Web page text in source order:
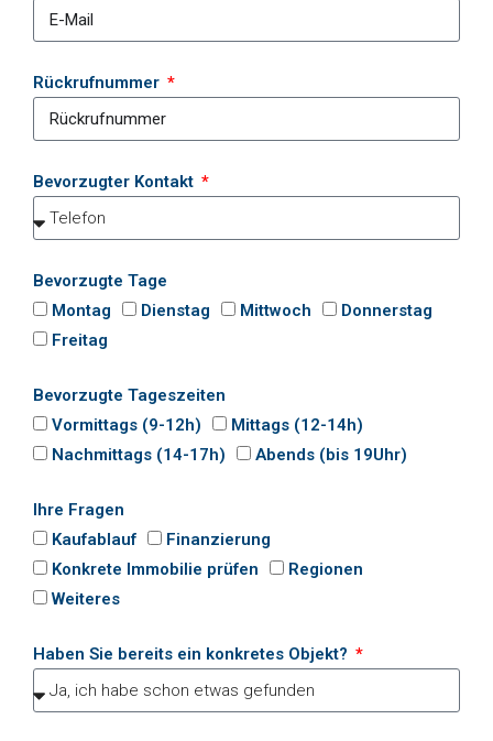
Rückrufnummer
Bevorzugter Kontakt
Bevorzugte Tage
Montag
Dienstag Mittwoch
Donnerstag
Freitag
Bevorzugte Tageszeiten
Vormittags (9-12h)
Mittags (12-14h)
Nachmittags (14-17h)
Abends (bis 19Uhr)
Ihre Fragen
Kaufablauf
Finanzierung
Konkrete Immobilie prüfen
Regionen
Weiteres
Haben Sie bereits ein konkretes Objekt?